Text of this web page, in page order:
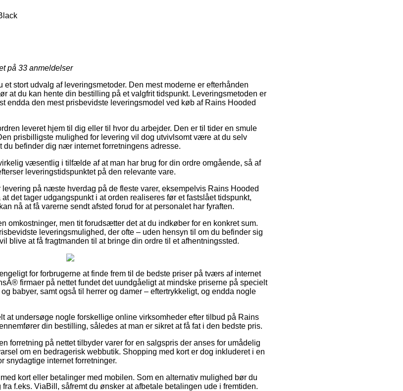
på 33 anmeldelser
stort udvalg af leveringsmetoder. Den mest moderne er efterhånden
at du kan hente din bestilling på et valgfrit tidspunkt. Leveringsmetoden er
endda den mest prisbevidste leveringsmodel ved køb af Rains Hooded
leveret hjem til dig eller til hvor du arbejder. Den er til tider en smule
prisbilligste mulighed for levering vil dog utvivlsomt være at du selv
du befinder dig nær internet forretningens adresse.
væsentlig i tilfælde af at man har brug for din ordre omgående, så af
leveringstidspunktet på den relevante vare.
på næste hverdag på de fleste varer, eksempelvis Rains Hooded
det tager udgangspunkt i at orden realiseres før et fastslået tidspunkt,
nå at få varerne sendt afsted forud for at personalet har fyraften.
omkostninger, men tit forudsætter det at du indkøber for en konkret sum.
leveringsmulighed, der ofte – uden hensyn til om du befinder sig
blive at få fragtmanden til at bringe din ordre til et afhentningssted.
for forbrugerne at finde frem til de bedste priser på tværs af internet
firmaer på nettet fundet det uundgåeligt at mindske priserne på specielt
babyer, samt også til herrer og damer – eftertrykkeligt, og endda nogle
at undersøge nogle forskellige online virksomheder efter tilbud på Rains
din bestilling, således at man er sikret at få fat i den bedste pris.
forretning på nettet tilbyder varer for en salgspris der anses for umådelig
om en bedragerisk webbutik. Shopping med kort er dog inkluderet i en
snydagtige internet forretninger.
kort eller betalinger med mobilen. Som en alternativ mulighed bør du
f.eks. ViaBill, såfremt du ønsker at afbetale betalingen ude i fremtiden.